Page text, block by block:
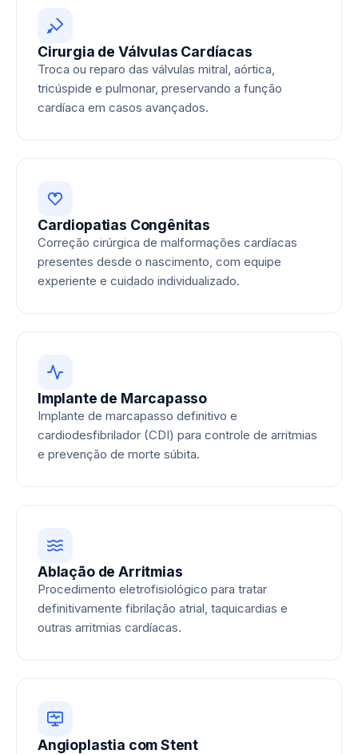
Cirurgia de Válvulas Cardíacas
Troca ou reparo das válvulas mitral, aórtica,
tricúspide e pulmonar, preservando a função
cardíaca em casos avançados.
Cardiopatias Congênitas
Correção cirúrgica de malformações cardíacas
presentes desde o nascimento, com equipe
experiente e cuidado individualizado.
Implante de Marcapasso
Implante de marcapasso definitivo e
cardiodesfibrilador (CDI) para controle de arritmias
e prevenção de morte súbita.
Ablação de Arritmias
Procedimento eletrofisiológico para tratar
definitivamente fibrilação atrial, taquicardias e
outras arritmias cardíacas.
Angioplastia com Stent